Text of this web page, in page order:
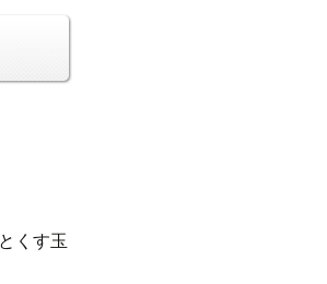
くす玉